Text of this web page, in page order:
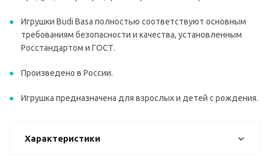
Игрушки Budi Basa полностью соответствуют основным
требованиям безопасности и качества, установленным
Росстандартом и ГОСТ.
Произведено в России.
Игрушка предназначена для взрослых и детей с рождения.
Характеристики